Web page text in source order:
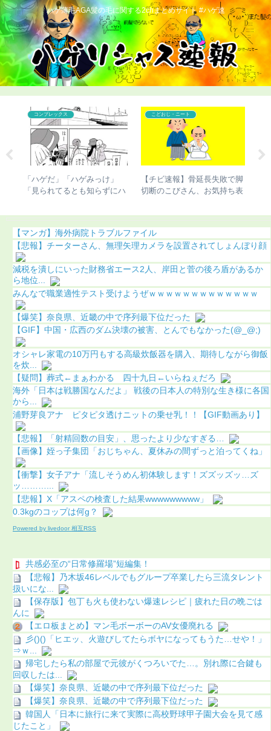
ハゲ薄毛AGA髪の毛に関する2chまとめサイト #ハゲ速
コンプレックス
「ハゲだ」「ハゲみっけ」
「見られてるとも知らずにハ
こどおじ・ニート
【チビ速報】骨延長失敗で脚
切断のこびさん、お気持ち表
【マンガ】海外病院トラブルファイル
【悲報】チーターさん、無理矢理カメラを設置されてしょんぼり顔
減税を潰しにいった財務省エース2人、岸田と菅の後ろ盾があるか
ら地位...
みんなで職業適性テスト受けようぜｗｗｗｗｗｗｗｗｗｗｗｗｗ
【爆笑】奈良県、近畿の中で序列最下位だった
【GIF】中国・広西のダム決壊の被害、とんでもなかった(@_@;)
オシャレ家電の10万円もする高級炊飯器を購入、期待しながら御飯
を炊...
【疑問】葬式←まぁわかる 四十九日←いらねぇだろ
海外「日本は戦勝国なんだよ」 戦後の日本人の特別な生き様に各国
から...
浦野芽良アナ ピタピタ透けニットの乗せ乳！！【GIF動画あり】
【悲報】「射精回数の目安」、思ったより少なすぎる…
【画像】姪っ子集団「おじちゃん、夏休みの間ずっと泊ってくね」
【衝撃】女子アナ「流しそうめん初体験します！ズズッズッ…ズ
ッ………...
【悲報】X「アスペの検査した結果wwwwwwwww」
0.3kgのコップは何g？
Powered by livedoor 相互RSS
共感必至の“日常修羅場”短編集！
【悲報】乃木坂46レベルでもグループ卒業したら三流タレント
扱いにな...
【保存版】包丁も火も使わない爆速レシピ｜疲れた日の晩ごは
んに
【エロ板まとめ】マン毛ボーボーのAV女優廃れる
彡()()「ヒエッ、火遊びしてたらボヤになってもうた…せや！」
⇒ｗ...
帰宅したら私の部屋で元彼がくつろいでた…。別れ際に合鍵も
回収したは...
【爆笑】奈良県、近畿の中で序列最下位だった
【爆笑】奈良県、近畿の中で序列最下位だった
韓国人「日本に旅行に来て実際に高校野球甲子園大会を見て感
じたこと」